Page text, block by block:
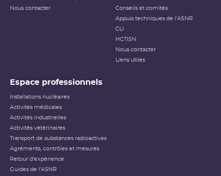
Nous contacter
Conseils et comités
Appuis techniques de l'ASNR
CLI
HCTISN
Nous contacter
Liens utiles
Espace professionnels
Installations nucléaires
Activités médicales
Activités industrielles
Activités vétérinaires
Transport de substances radioactives
Agréments, contrôles et mesures
Retour d'expérience
Guides de l'ASNR